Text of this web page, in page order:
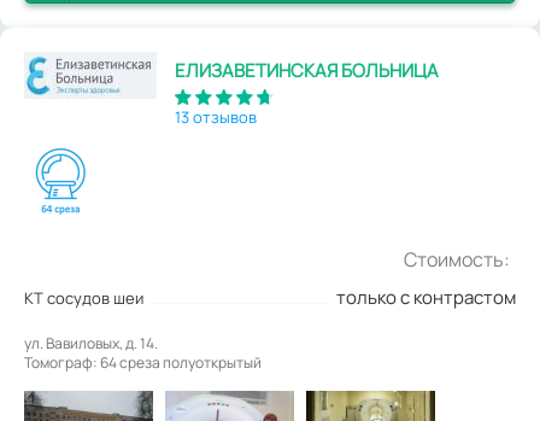
ЕЛИЗАВЕТИНСКАЯ БОЛЬНИЦА
13 отзывов
Стоимость:
КТ сосудов шеи только с контрастом
ул. Вавиловых, д. 14.
Томограф: 64 среза полуоткрытый